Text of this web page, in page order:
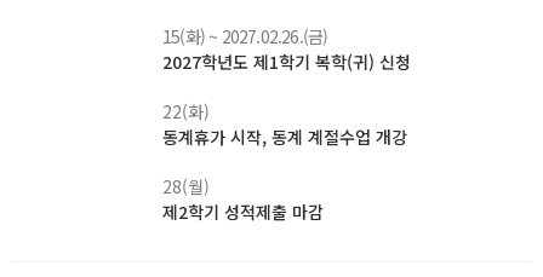
15(화) ~ 2027.02.26.(금)
2027학년도 제1학기 복학(귀) 신청
22(화)
동계휴가 시작, 동계 계절수업 개강
28(월)
제2학기 성적제출 마감